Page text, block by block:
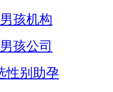
孩机构
孩公司
性别助孕